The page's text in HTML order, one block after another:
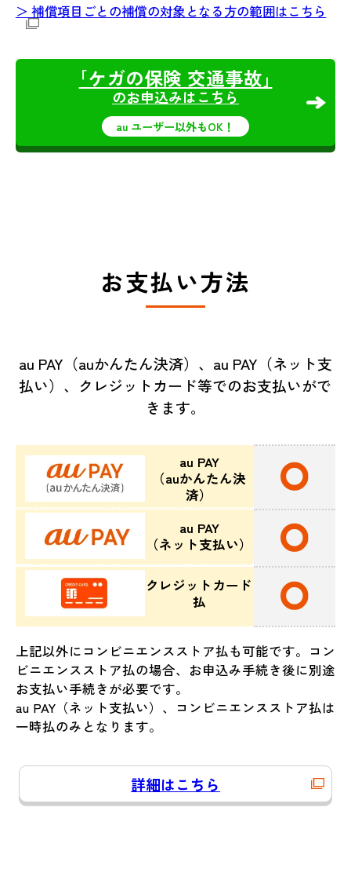
＞ 補償項目ごとの補償の対象となる方の範囲はこちら
｢ケガの保険 交通事故｣
のお申込みはこちら
au ユーザー以外もOK！
お支払い方法
au PAY（auかんたん決済）、au PAY（ネット支
払い）、クレジットカード等でのお支払いがで
きます。
au PAY
（auかんたん決
済）
au PAY
（ネット支払い）
クレジットカード
払
上記以外にコンビニエンスストア払も可能です。コン
ビニエンスストア払の場合、お申込み手続き後に別途
お支払い手続きが必要です。
au PAY（ネット支払い）、コンビニエンスストア払は
一時払のみとなります。
詳細はこちら